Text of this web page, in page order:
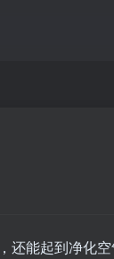
还能起到净化